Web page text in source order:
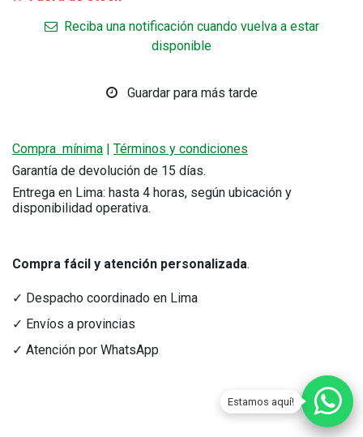
Estamos aquí!
Reciba una notificación cuando vuelva a estar
disponible
Guardar para más tarde
Compra mínima | Términos y condiciones
Garantía de devolución de 15 días.
Entrega en Lima: hasta 4 horas, según ubicación y
disponibilidad operativa.
Compra fácil y atención personalizada.
✓ Despacho coordinado en Lima
✓ Envíos a provincias
✓ Atención por WhatsApp